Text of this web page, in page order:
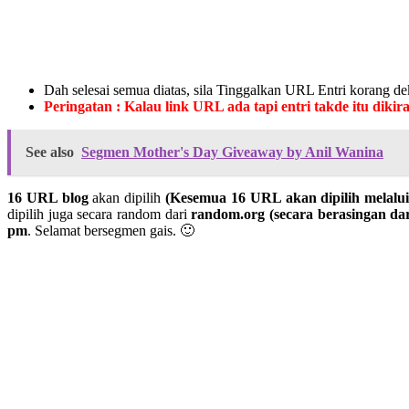
Dah selesai semua diatas, sila Tinggalkan URL Entri korang
Peringatan : Kalau link URL ada tapi entri takde itu dikira
See also Segmen Mother's Day Giveaway by Anil Wanina
16 URL blogakan dipilih(Kesemua 16 URL akan dipilih
dipilih juga secara random darirandom.org (secara berasingan
pm. Selamat bersegmen gais. 🙂